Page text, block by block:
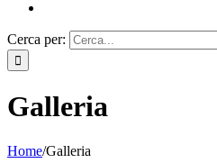
Cerca per:
Galleria
Home/Galleria